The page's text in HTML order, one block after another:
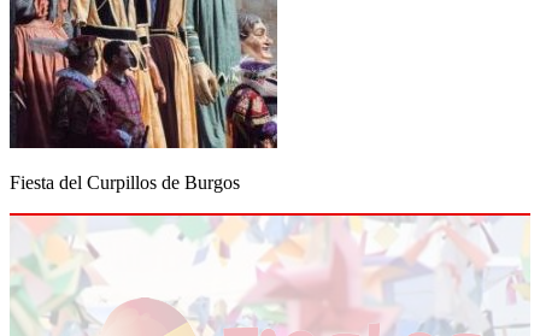
Fiesta del Curpillos de Burgos